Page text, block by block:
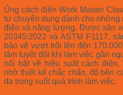
Ủng cách điện Work Master
tư chuyên dụng dành cho
điện và năng lượng. Được sản
20345:2022 và ASTM F1117,
bảo vệ vượt trội lên đến
tâm tuyệt đối khi làm việc gần
nổi bật về hiệu suất cách điện,
nhờ thiết kế chắc chắn, độ bền
đa trong suốt quá trình làm việc.